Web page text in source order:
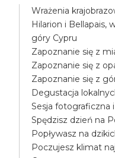
Wrażenia
Hilarion i Bellapais,
góry Cypru
Zapoznanie się z
Zapoznanie się z
Zapoznanie się z
Degustacja
Sesja fotograficzna
Spędzisz dzień na
Popływasz na
Poczujesz klimat